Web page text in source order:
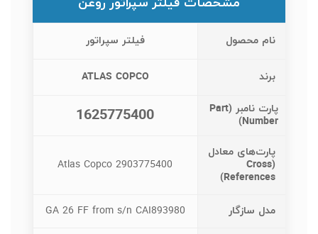
نام محصول فیلتر سپراتور
برند ATLAS COPCO
پارت نامبر (Part
Number)
1625775400
پارت‌های معادل
(Cross
References)
Atlas Copco 2903775400
مدل سازگار GA 26 FF from s/n CAI893980